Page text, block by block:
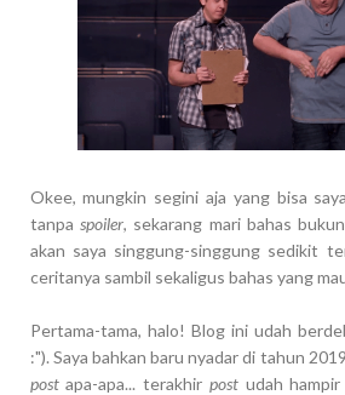
Okee, mungkin segini aja yang bisa
tanpa spoiler, sekarang mari bahas
akan saya singgung-singgung sedikit
ceritanya sambil sekaligus bahas yang
Pertama-tama, halo! Blog ini udah
:"). Saya bahkan baru nyadar di tahun
postapa-apa... terakhir post udah